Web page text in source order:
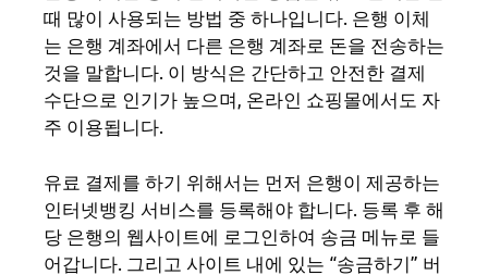
때 많이 사용되는 방법 중 하나입니다. 은행 이체
는 은행 계좌에서 다른 은행 계좌로 돈을 전송하는
것을 말합니다. 이 방식은 간단하고 안전한 결제
수단으로 인기가 높으며, 온라인 쇼핑몰에서도 자
주 이용됩니다.
유료 결제를 하기 위해서는 먼저 은행이 제공하는
인터넷뱅킹 서비스를 등록해야 합니다. 등록 후 해
당 은행의 웹사이트에 로그인하여 송금 메뉴로 들
어갑니다. 그리고 사이트 내에 있는 “송금하기” 버